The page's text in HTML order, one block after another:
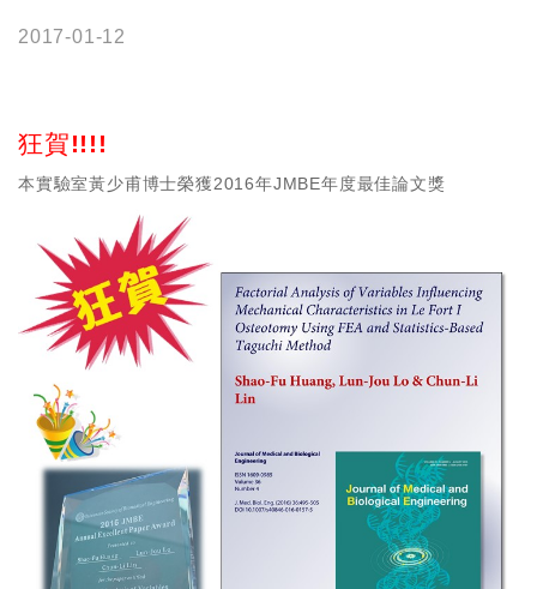
2017-01-12
狂賀!!!!
本實驗室黃少甫博士榮獲2016年JMBE年度最佳論文獎